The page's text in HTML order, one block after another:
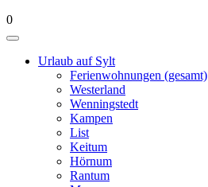
0
Urlaub auf Sylt
Ferienwohnungen (gesamt)
Westerland
Wenningstedt
Kampen
List
Keitum
Hörnum
Rantum